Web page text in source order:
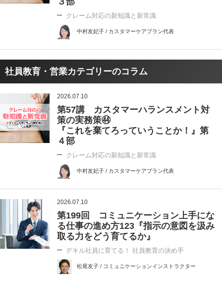
クレーム対応の新知識と新常識
中村友妃子 / カスタマーケアプラン代表
社員教育・営業カテゴリーのコラム
2026.07.10
第57講 カスタマーハランスメント対
策の実務策㊹
『これを棄てろっていうことか！』第
４部
クレーム対応の新知識と新常識
中村友妃子 / カスタマーケアプラン代表
2026.07.10
第199回 コミュニケーション上手にな
る仕事の進め方123『指示の意図を汲み
取る力をどう育てるか』
デキル社員に育てる！ 社員教育の決め手
松尾友子 / コミュニケーションインストラクター